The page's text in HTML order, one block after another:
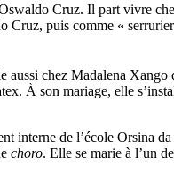
Cruz. Il part vivre
Cruz, puis comme «
aussi chez Madalena Xango
À son mariage, elle
interne de l’école Orsina
choro. Elle se marie à l’un